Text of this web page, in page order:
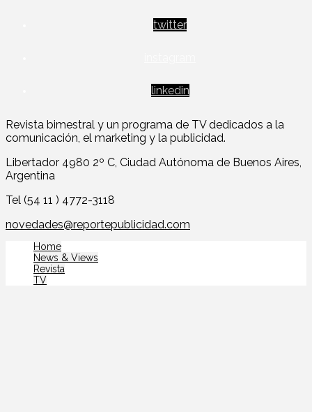
twitter
linkedin
Revista bimestral y un programa de TV dedicados a la
comunicación, el marketing y la publicidad.
Libertador 4980 2º C, Ciudad Autónoma de Buenos Aires,
Argentina
Tel (54 11 ) 4772-3118
novedades@reportepublicidad.com
Home
News & Views
Revista
TV